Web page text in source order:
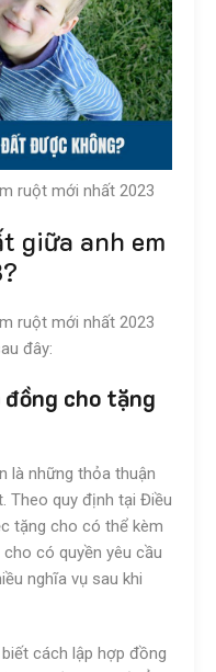
ruột mới nhất 2023
giữa anh em
ruột mới nhất 2023
đây:
đồng cho tặng
là những thỏa thuận
Theo quy định tại Điều
tặng cho có thể kèm
có quyền yêu cầu
nghĩa vụ sau khi
cách lập hợp đồng